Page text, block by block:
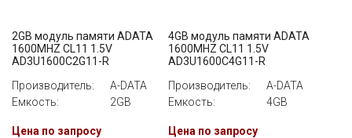
2GB модуль памяти ADATA
1600MHZ CL11 1.5V
AD3U1600C2G11-R
Производитель:
A-DATA
Емкость:
2GB
Цена по запросу
4GB модуль памяти ADATA
1600MHZ CL11 1.5V
AD3U1600C4G11-R
Производитель:
A-DATA
Емкость:
4GB
Цена по запросу